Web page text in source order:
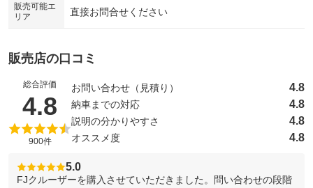
販売可能エ
リア
直接お問合せください
販売店の口コミ
総合評価
4.8 （5点満点中）
900件
お問い合わせ（見積り） 4.8
納車までの対応 4.8
説明の分かりやすさ 4.8
オススメ度 4.8
5.0
FJクルーザーを購入させていただきました。問い合わせの段階